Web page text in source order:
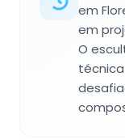
em
em
O